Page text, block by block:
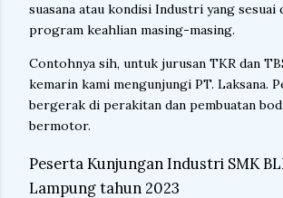
suasana atau kondisi Industri yang sesuai
program keahlian masing-masing.
Contohnya sih, untuk jurusan TKR dan
kemarin kami mengunjungi PT. Laksana.
bergerak di perakitan dan pembuatan
bermotor.
Peserta Kunjungan Industri SMK
Lampung tahun 2023